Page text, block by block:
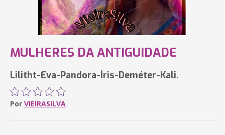
MULHERES DA ANTIGUIDADE
Lilitht-Eva-Pandora-Íris-Deméter-Kali.
Por VIEIRASILVA